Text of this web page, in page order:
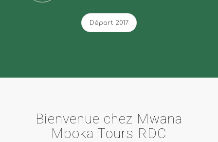
Départ 2017
Bienvenue chez Mwana
Mboka Tours RDC